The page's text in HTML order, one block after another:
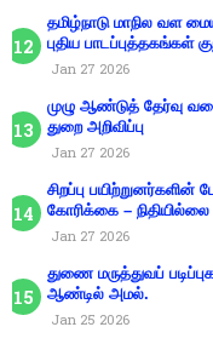
தமிழ்நாடு மாநில வள
புதிய பாடப்புத்தகங்கள்
Jan 27 2026
முழு ஆண்டுத் தேர்வு
துறை அறிவிப்பு
Jan 27 2026
சிறப்பு
கோரிக்கை – நிதியில்லை
Jan 27 2026
துணை மருத்துவப்
ஆண்டில் அமல்.
Jan 25 2026